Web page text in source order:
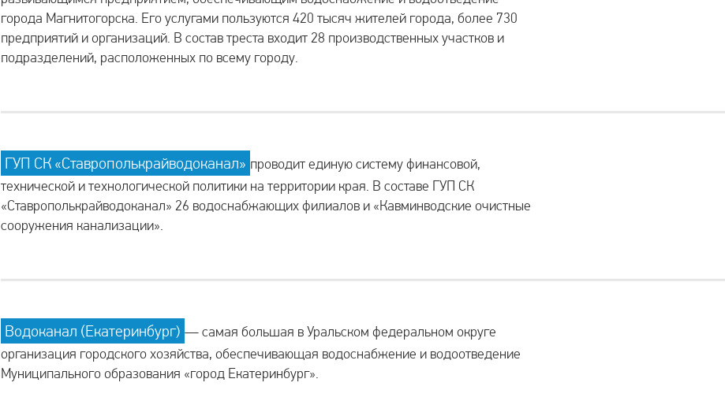
города Магнитогорска. Его услугами пользуются 420 тысяч жителей города, более 730
предприятий и организаций. В состав треста входит 28 производственных участков и
подразделений, расположенных по всему городу.
ГУП СК «Ставрополькрайводоканал» проводит единую систему финансовой,
технической и технологической политики на территории края. В составе ГУП СК
«Ставрополькрайводоканал» 26 водоснабжающих филиалов и «Кавминводские очистные
сооружения канализации».
Водоканал (Екатеринбург) — самая большая в Уральском федеральном округе
организация городского хозяйства, обеспечивающая водоснабжение и водоотведение
Муниципального образования «город Екатеринбург».